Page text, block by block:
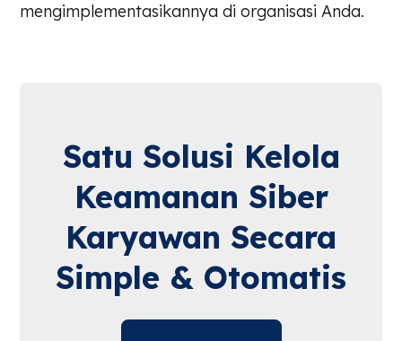
mengimplementasikannya di organisasi Anda.
Satu Solusi Kelola
Keamanan Siber
Karyawan Secara
Simple & Otomatis